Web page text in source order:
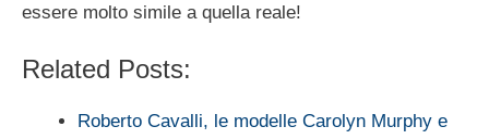
essere molto simile a quella reale!
Related Posts:
Roberto Cavalli, le modelle Carolyn Murphy e